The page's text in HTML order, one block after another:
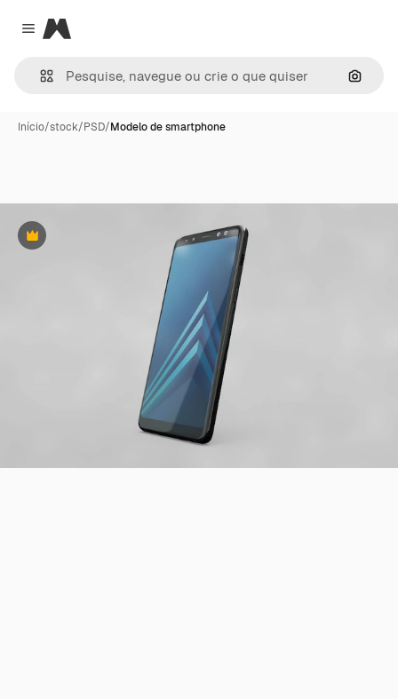
Close menu
Magnific
Início/stock/PSD/Modelo de smartphone
Premium